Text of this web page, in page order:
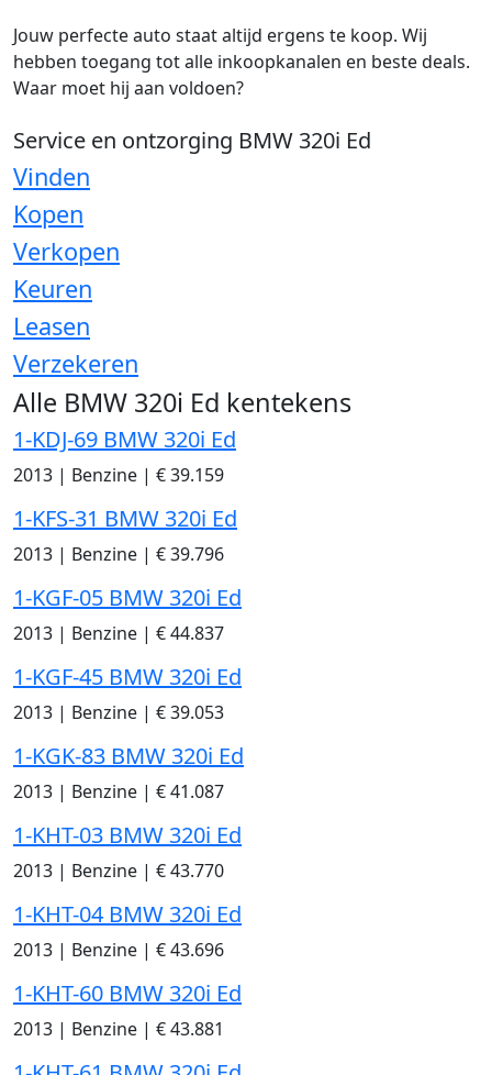
Jouw perfecte auto staat altijd ergens te koop. Wij
hebben toegang tot alle inkoopkanalen en beste deals.
Waar moet hij aan voldoen?
Service en ontzorging BMW 320i Ed
Vinden
Kopen
Verkopen
Keuren
Leasen
Verzekeren
Alle BMW 320i Ed kentekens
1-KDJ-69 BMW 320i Ed
2013 | Benzine | € 39.159
1-KFS-31 BMW 320i Ed
2013 | Benzine | € 39.796
1-KGF-05 BMW 320i Ed
2013 | Benzine | € 44.837
1-KGF-45 BMW 320i Ed
2013 | Benzine | € 39.053
1-KGK-83 BMW 320i Ed
2013 | Benzine | € 41.087
1-KHT-03 BMW 320i Ed
2013 | Benzine | € 43.770
1-KHT-04 BMW 320i Ed
2013 | Benzine | € 43.696
1-KHT-60 BMW 320i Ed
2013 | Benzine | € 43.881